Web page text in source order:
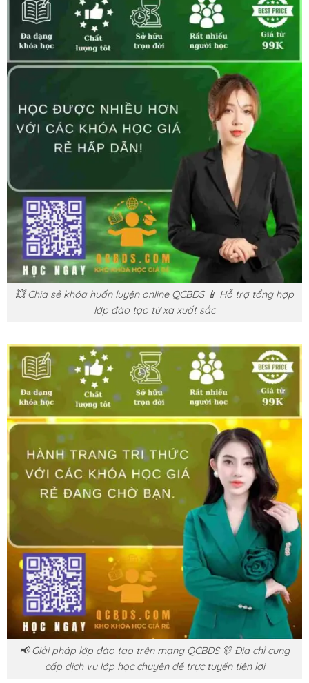
💥 Chia sẻ khóa huấn luyện online QCBDS 📱 Hỗ trợ tổng hợp
lớp đào tạo từ xa xuất sắc
📢 Giải pháp lớp đào tạo trên mạng QCBDS 🎊 Địa chỉ cung
cấp dịch vụ lớp học chuyên đề trực tuyến tiện lợi